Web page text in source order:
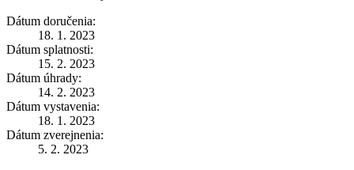
Dátum doručenia:
18. 1. 2023
Dátum splatnosti:
15. 2. 2023
Dátum úhrady:
14. 2. 2023
Dátum vystavenia:
18. 1. 2023
Dátum zverejnenia:
5. 2. 2023